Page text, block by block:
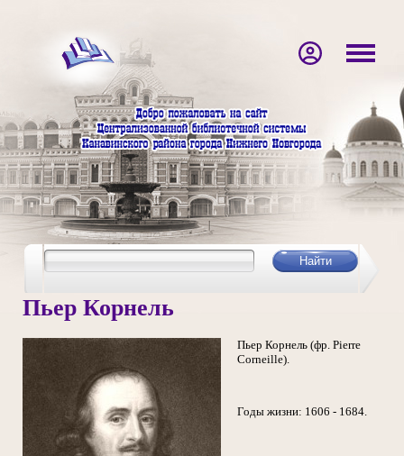
Пьер Корнель
Пьер Корнель (фр. Pierre
Corneille).
Годы жизни: 1606 - 1684.